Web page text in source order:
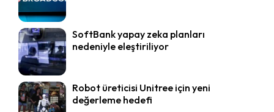
SoftBank yapay zeka planları
nedeniyle eleştiriliyor
Robot üreticisi Unitree için yeni
değerleme hedefi